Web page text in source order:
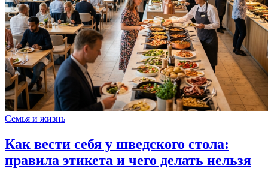
Семья и жизнь
Как вести себя у шведского стола:
правила этикета и чего делать нельзя